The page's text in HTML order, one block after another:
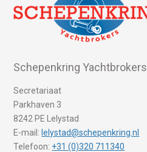
Schepenkring Yachtbrokers
Secretariaat
Parkhaven 3
8242 PE Lelystad
E-mail: lelystad@schepenkring.nl
Telefoon: +31 (0)320 711340